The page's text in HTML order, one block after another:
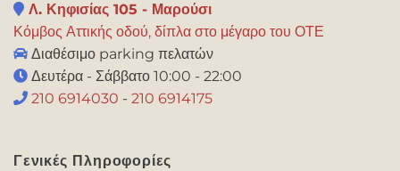
Λ. Κηφισίας 105 - Μαρούσι
Κόμβος Αττικής οδού, δίπλα στο μέγαρο του ΟΤΕ
Διαθέσιμο parking πελατών
Δευτέρα - Σάββατο 10:00 - 22:00
210 6914030 - 210 6914175
Γενικές Πληροφορίες